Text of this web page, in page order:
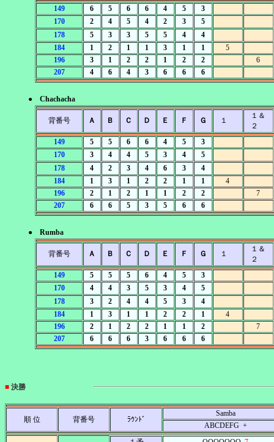
149
6 5 6 6 4 5
3
170
2 4 5 4 2 3
5
178
5 3 3 5 5 4
4
184
1 2 1 1 3 1 1
5
196
3 1 2 2 1 2 2
6
207
4 6 4 3 6 6 6
● Chachacha
背番号 Ａ Ｂ Ｃ Ｄ Ｅ Ｆ Ｇ １
１＆
２
149
5 5 6 6 4 5
3
170
3 4 4 5 3 4
5
178
4 2 3 4 6 3
4
184
1 3 1 2 2 1 1
4
196
2 1 2 1 1 2 2
7
207
6 6 5 3 5 6 6
● Rumba
背番号 Ａ Ｂ Ｃ Ｄ Ｅ Ｆ Ｇ １
１＆
２
149
5 5 5 6 4 5
3
170
4 4 3 5 3 4
5
178
3 2 4 4 5 3
4
184
1 3 1 1 2 2 1
4
196
2 1 2 2 1 1 2
7
207
6 6 6 3 6 6 6
■ 決勝
順 位 背番号 ﾗｳﾝﾄﾞ
Samba
ABCDEFG +